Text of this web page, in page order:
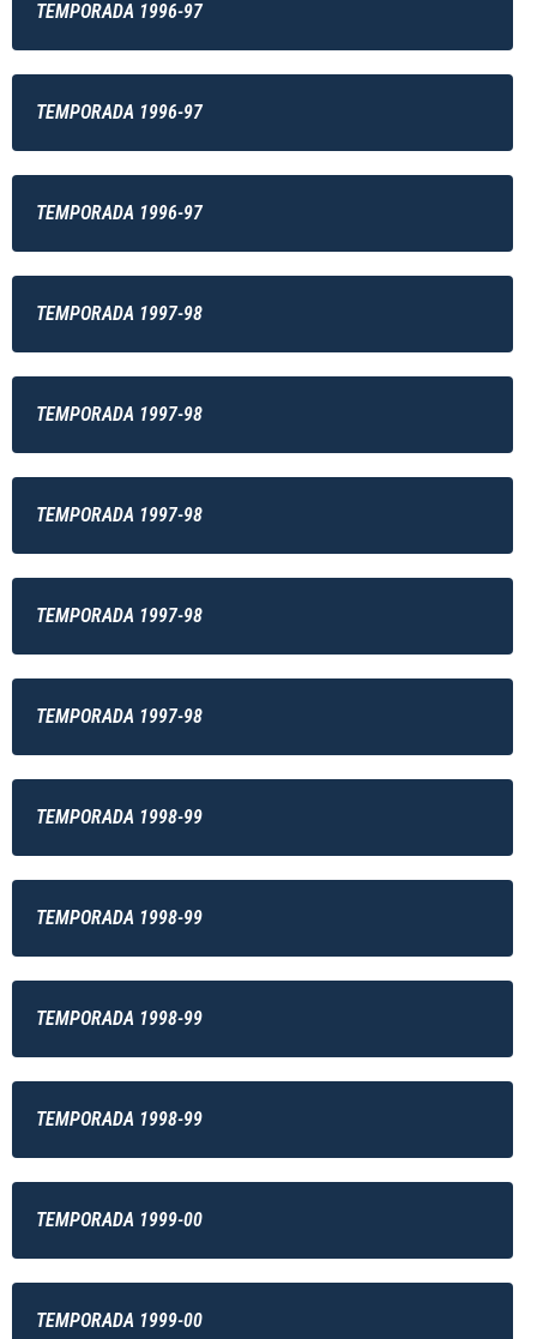
TEMPORADA 1996-97
TEMPORADA 1996-97
TEMPORADA 1996-97
TEMPORADA 1997-98
TEMPORADA 1997-98
TEMPORADA 1997-98
TEMPORADA 1997-98
TEMPORADA 1997-98
TEMPORADA 1998-99
TEMPORADA 1998-99
TEMPORADA 1998-99
TEMPORADA 1998-99
TEMPORADA 1999-00
TEMPORADA 1999-00